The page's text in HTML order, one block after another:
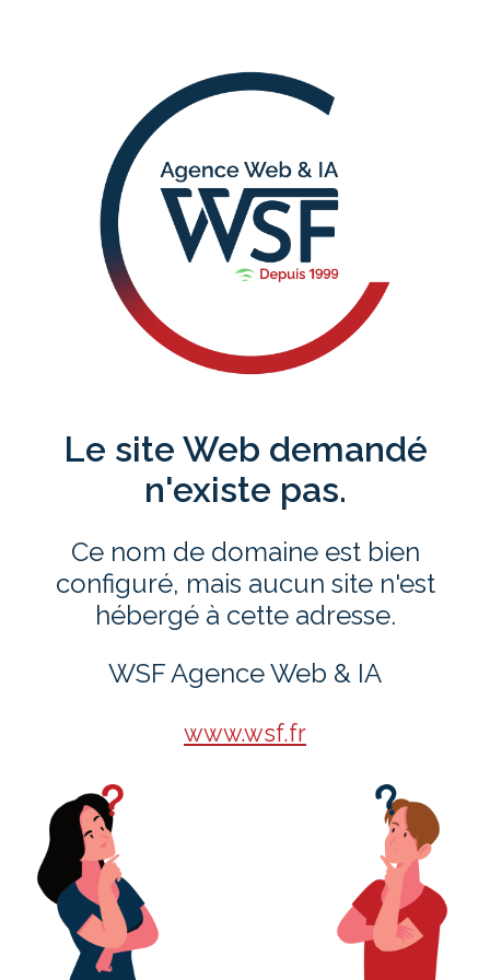
Le site Web demandé
n'existe pas.
Ce nom de domaine est bien
configuré, mais aucun site n'est
hébergé à cette adresse.
WSF Agence Web & IA
www.wsf.fr